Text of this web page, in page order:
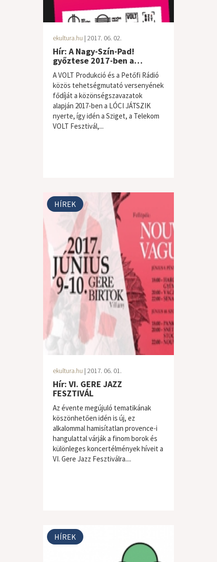
ekultura.hu | 2017. 06. 02.
Hír: A Nagy-Szín-Pad!
győztese 2017-ben a…
A VOLT Produkció és a Petőfi Rádió
közös tehetségmutató versenyének
fődíját a közönségszavazatok
alapján 2017-ben a LÓCI JÁTSZIK
nyerte, így idén a Sziget, a Telekom
VOLT Fesztivál,...
HÍREK
ekultura.hu | 2017. 06. 01.
Hír: VI. GERE JAZZ
FESZTIVÁL
Az évente megújuló tematikának
köszönhetően idén is új, ez
alkalommal hamisítatlan provence-i
hangulattal várják a finom borok és
különleges koncertélmények híveit a
VI. Gere Jazz Fesztiválra....
HÍREK